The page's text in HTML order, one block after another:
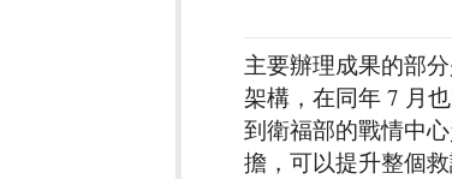
主要辦理成果的部
架構，在同年 7 月
到衛福部的戰情中
擔，可以提升整個救